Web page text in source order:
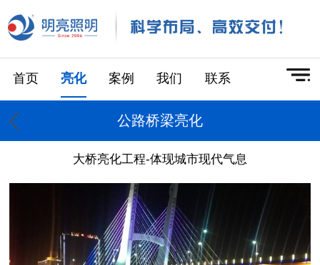
首页 亮化 案例 我们 联系
公路桥梁亮化
大桥亮化工程-体现城市现代气息